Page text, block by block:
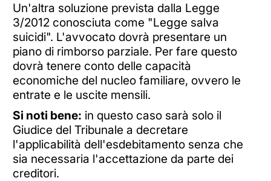
Un'altra soluzione prevista dalla Legge
3/2012 conosciuta come "Legge salva
suicidi". L'avvocato dovrà presentare un
piano di rimborso parziale. Per fare questo
dovrà tenere conto delle capacità
economiche del nucleo familiare, ovvero le
entrate e le uscite mensili.
Si noti bene: in questo caso sarà solo il
Giudice del Tribunale a decretare
l'applicabilità dell'esdebitamento senza che
sia necessaria l'accettazione da parte dei
creditori.